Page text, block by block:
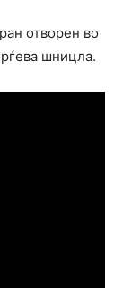
отворен во
шницла.